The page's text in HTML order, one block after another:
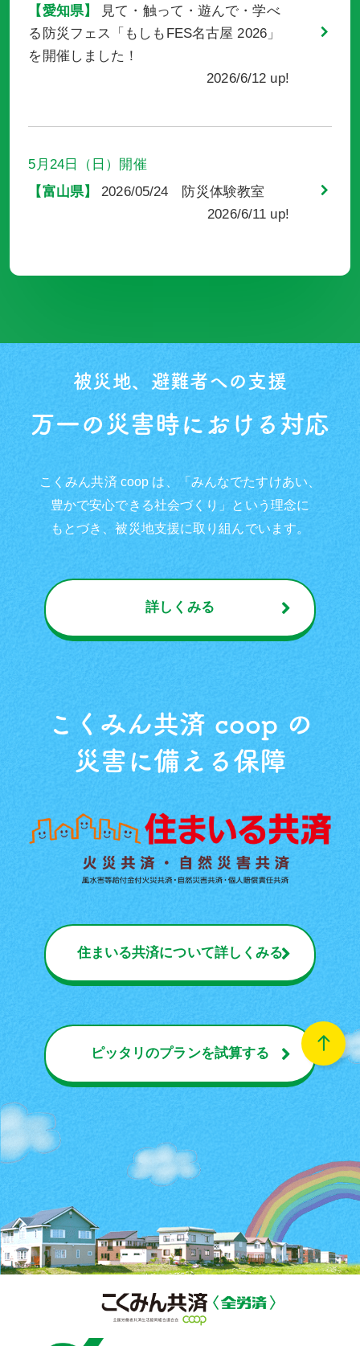
愛知県
見て・触って・遊んで・学べ
る防災フェス「もしもFES名古屋 2026」
を開催しました！
2026/6/12 up!
5月24日（日） 開催
富山県
2026/05/24 防災体験教室
2026/6/11 up!
×食育こども食堂。学生がつくる１日限定
イベント
2026/6/9 up!
5月16日（土）、17日（日）開催
愛知県
“もしも”に備える防災フェス
「もしもFES名古屋2026」今週末、5月16
日（土）～ 5月17日（日）に開催！
2026/5/11 up!
3月14日（土）、15日（日）
「防災・減災」を楽しく学ぶ
体験イベント「もしもFES大阪 2026」を
開催しました！
2026/5/11 up!
4月19日（日）開催
佐賀県
トヨタ紡織九州労働組合ユニ
4月12日（日）開催
熊本県
～熊本地震から10年を迎えて
～防災イベントを開催します！
2026/3/27 up!
開催
佐賀県
コープさが生活協同組合主催
なるほどコープ交流会へ 防災ブース
「災害体験VR」を出展！
2026/3/16 up!
被災地、避難者への⽀援
万一の災害時における対応
こくみん共済 coop は、「みんなでたすけあい、
豊かで安心できる社会づくり」という理念に
もとづき、被災地支援に取り組んでいます。
詳しくみる
こくみん共済 coop の
災害に備える保障
住まいる共済について詳しくみる
ピッタリのプランを試算する